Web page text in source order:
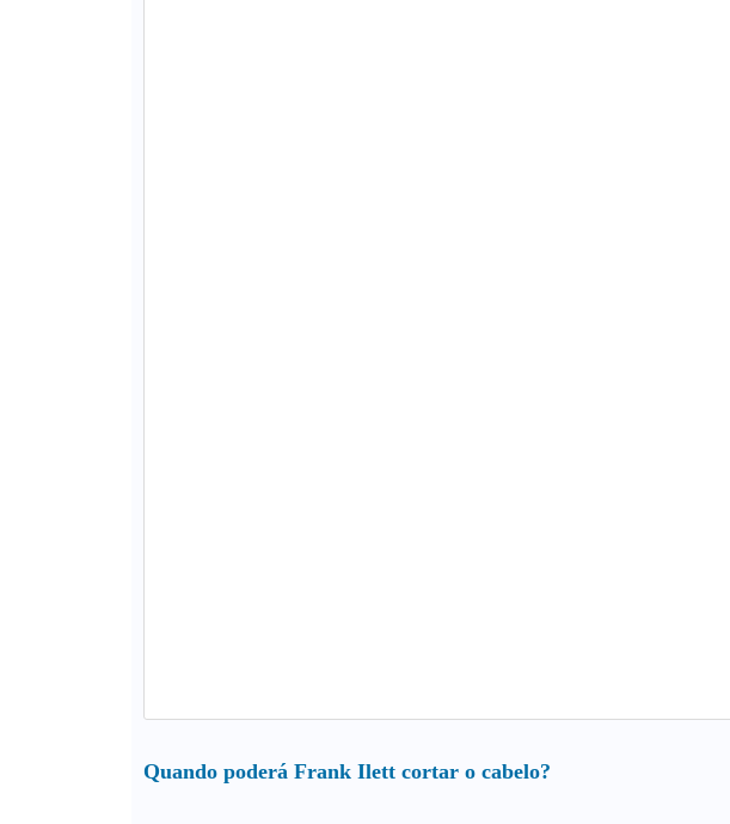
Quando poderá Frank Ilett cortar o cabelo?